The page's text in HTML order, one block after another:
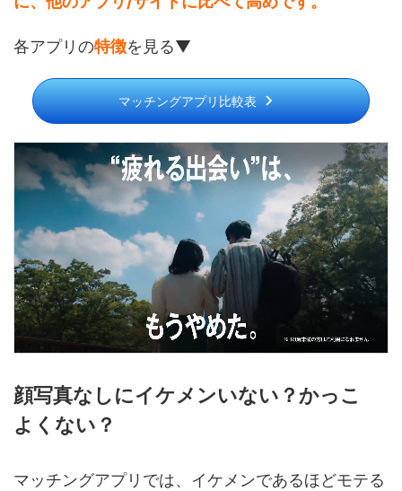
各アプリの特徴を見る▼
マッチングアプリ比較表
顔写真なしにイケメンいない？かっこ
よくない？
マッチングアプリでは、イケメンであるほどモテる